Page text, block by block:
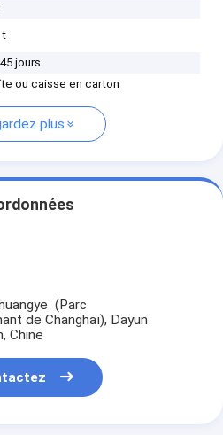
t
jours
ou caisse en carton
plus
(Parc
de Changhaï), Dayun
Chine